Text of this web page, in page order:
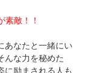
素敵！！
あなたと一緒にい
んな力を秘めた
に励まされる人も